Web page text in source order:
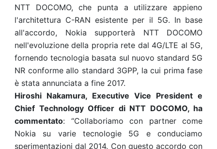
NTT DOCOMO, che punta a utilizzare appieno
l'architettura C-RAN esistente per il 5G. In base
all'accordo, Nokia supporterà NTT DOCOMO
nell'evoluzione della propria rete dal 4G/LTE al 5G,
fornendo tecnologia basata sul nuovo standard 5G
NR conforme allo standard 3GPP, la cui prima fase
è stata annunciata a fine 2017.
Hiroshi Nakamura, Executive Vice President e
Chief Technology Officer di NTT DOCOMO, ha
commentato: “Collaboriamo con partner come
Nokia su varie tecnologie 5G e conduciamo
sperimentazioni dal 2014. Con questo accordo con